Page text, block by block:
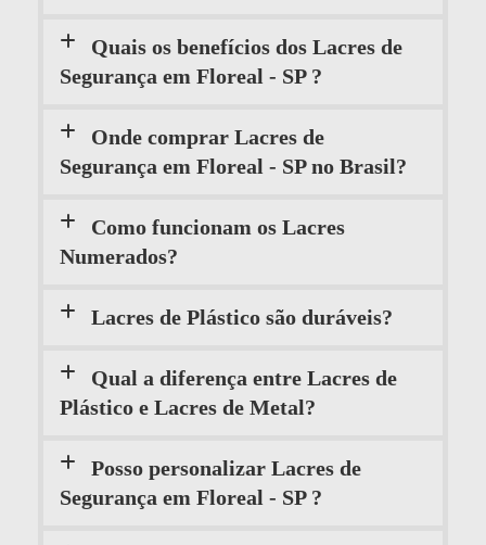
Quais os benefícios dos Lacres de
Segurança em Floreal - SP ?
Onde comprar Lacres de
Segurança em Floreal - SP no Brasil?
Como funcionam os Lacres
Numerados?
Lacres de Plástico são duráveis?
Qual a diferença entre Lacres de
Plástico e Lacres de Metal?
Posso personalizar Lacres de
Segurança em Floreal - SP ?